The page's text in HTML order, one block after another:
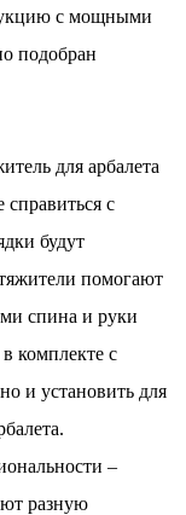
с мощными
подобран
для арбалета
справиться с
будут
помогают
спина и руки
комплекте с
и установить для
–
разную